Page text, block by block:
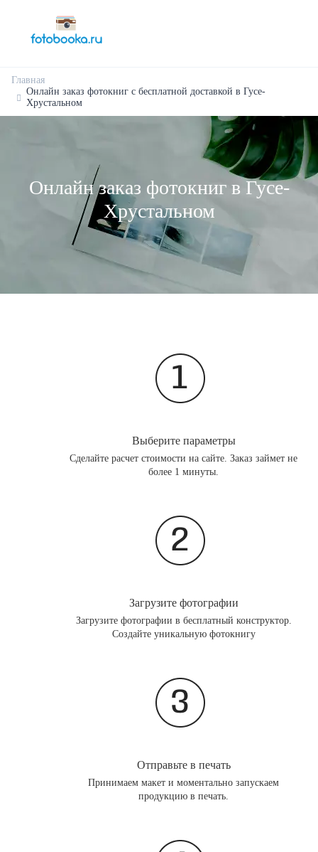
Главная
Онлайн заказ фотокниг с бесплатной доставкой в Гусе-
Хрустальном
Онлайн заказ фотокниг в Гусе-
Хрустальном
Выберите параметры
Сделайте расчет стоимости на сайте. Заказ займет не
более 1 минуты.
Загрузите фотографии
Загрузите фотографии в бесплатный конструктор.
Создайте уникальную фотокнигу
Отправьте в печать
Принимаем макет и моментально запускаем
продукцию в печать.